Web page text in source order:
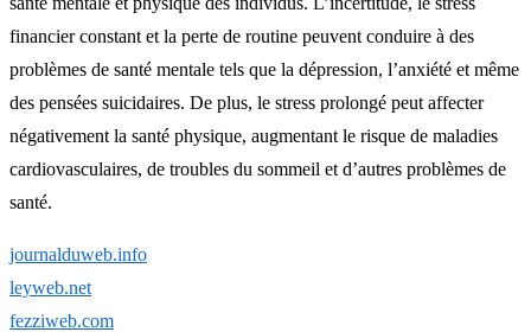
financier constant et la perte de routine peuvent conduire à des
problèmes de santé mentale tels que la dépression, l’anxiété et même
des pensées suicidaires. De plus, le stress prolongé peut affecter
négativement la santé physique, augmentant le risque de maladies
cardiovasculaires, de troubles du sommeil et d’autres problèmes de
santé.
journalduweb.info
leyweb.net
fezziweb.com